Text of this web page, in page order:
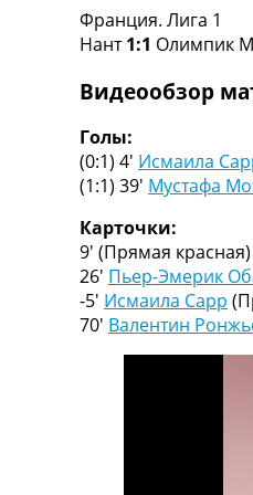
Турниры
Украина.
Испания.
Другие
Таблицы
Украина.
Украина.
Лига
Англия.
Франция. Лига 1
Нант1:1 Олимпик
Видеообзор
Голы:
(0:1) 4′ Исмаила
(1:1) 39′ Мустафа
Карточки:
9′ (Прямая красная)
26′ Пьер-Эмерик
-5′ Исмаила Сарр
70′ Валентин